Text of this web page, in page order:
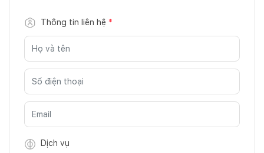
Thông tin liên hệ *
Dịch vụ